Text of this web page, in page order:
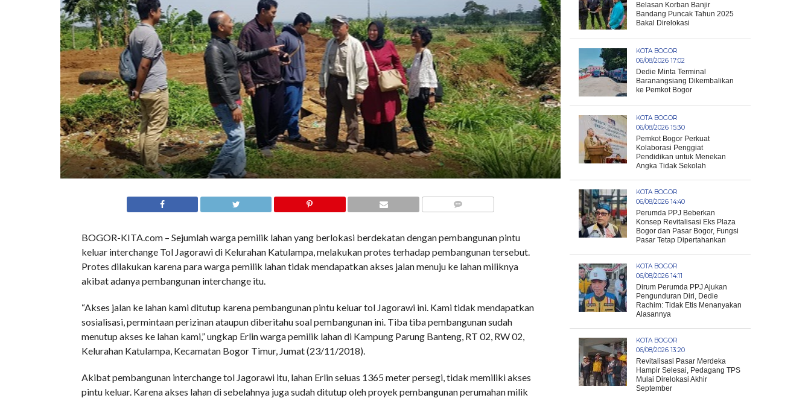
BOGOR-KITA.com – Sejumlah warga pemilik lahan yang berlokasi berdekatan dengan pembangunan pintu
keluar interchange Tol Jagorawi di Kelurahan Katulampa, melakukan protes terhadap pembangunan tersebut.
Protes dilakukan karena para warga pemilik lahan tidak mendapatkan akses jalan menuju ke lahan miliknya
akibat adanya pembangunan interchange itu.
“Akses jalan ke lahan kami ditutup karena pembangunan pintu keluar tol Jagorawi ini. Kami tidak mendapatkan
sosialisasi, permintaan perizinan ataupun diberitahu soal pembangunan ini. Tiba tiba pembangunan sudah
menutup akses ke lahan kami,” ungkap Erlin warga pemilik lahan di Kampung Parung Banteng, RT 02, RW 02,
Kelurahan Katulampa, Kecamatan Bogor Timur, Jumat (23/11/2018).
Akibat pembangunan interchange tol Jagorawi itu, lahan Erlin seluas 1365 meter persegi, tidak memiliki akses
pintu keluar. Karena akses lahan di sebelahnya juga sudah ditutup oleh proyek pembangunan perumahan milik
Belasan Korban Banjir
Bandang Puncak Tahun 2025
Bakal Direlokasi
KOTA BOGOR
06/08/2026 17:02
Dedie Minta Terminal
Baranangsiang Dikembalikan
ke Pemkot Bogor
KOTA BOGOR
06/08/2026 15:30
Pemkot Bogor Perkuat
Kolaborasi Penggiat
Pendidikan untuk Menekan
Angka Tidak Sekolah
KOTA BOGOR
06/08/2026 14:40
Perumda PPJ Beberkan
Konsep Revitalisasi Eks Plaza
Bogor dan Pasar Bogor, Fungsi
Pasar Tetap Dipertahankan
KOTA BOGOR
06/08/2026 14:11
Dirum Perumda PPJ Ajukan
Pengunduran Diri, Dedie
Rachim: Tidak Etis Menanyakan
Alasannya
KOTA BOGOR
06/08/2026 13:20
Revitalisasi Pasar Merdeka
Hampir Selesai, Pedagang TPS
Mulai Direlokasi Akhir
September